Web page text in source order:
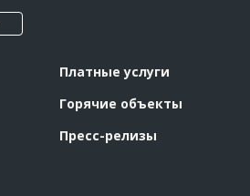
Платные услуги
Горячие объекты
Пресс-релизы